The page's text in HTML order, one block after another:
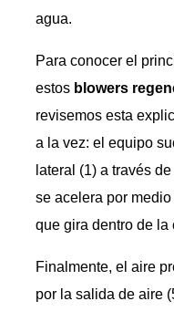
agua.
Para conocer el
estos blowers
revisemos esta
a la vez: el equipo
lateral (1) a través
se acelera por
que gira dentro de la
Finalmente, el aire
por la salida de aire